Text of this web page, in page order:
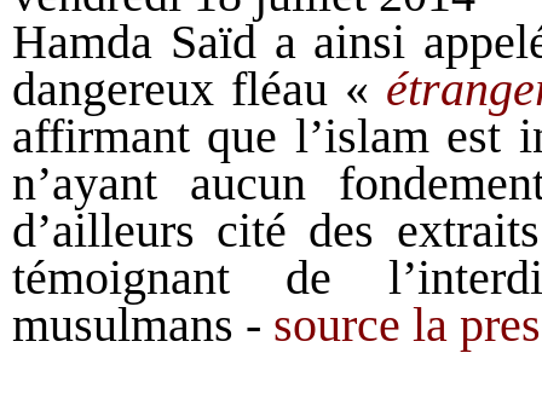
Hamda Saïd a ainsi
dangereux fléau «
affirmant que l’islam est
n’ayant aucun
d’ailleurs cité des
témoignant de
musulmans - source la